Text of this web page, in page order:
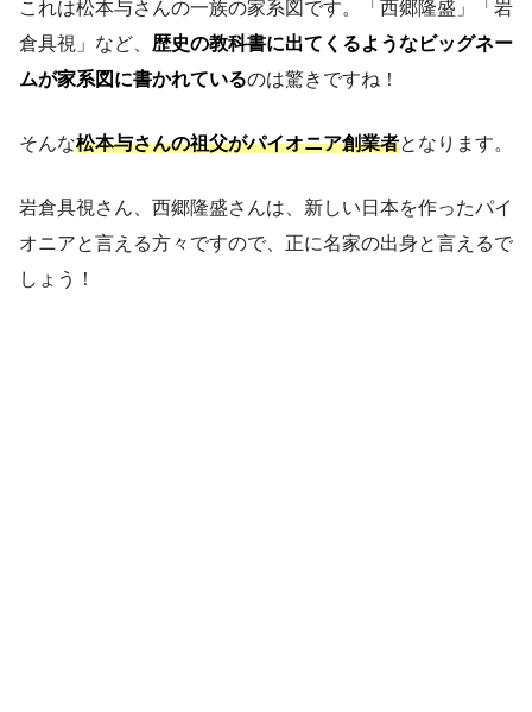
これは松本与さんの一族の家系図です。「西郷隆盛」「岩
倉具視」など、 歴史の教科書に出てくるようなビッグネー
ムが家系図に書かれているのは驚きですね！
そんな松本与さんの祖父がパイオニア創業者となります。
岩倉具視さん、西郷隆盛さんは、新しい日本を作ったパイ
オニアと言える方々ですので、正に名家の出身と言えるで
しょう！